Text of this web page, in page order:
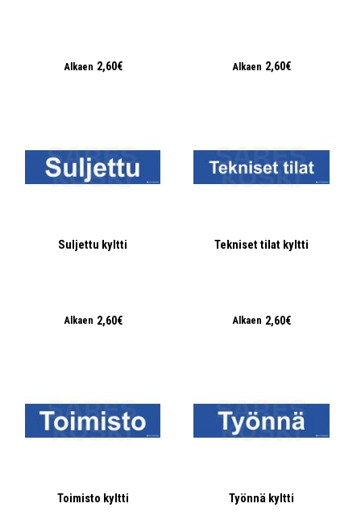
Alkaen 2,60€ Alkaen 2,60€
Suljettu kyltti
Alkaen 2,60€
Tekniset tilat kyltti
Alkaen 2,60€
Toimisto kyltti Työnnä kyltti